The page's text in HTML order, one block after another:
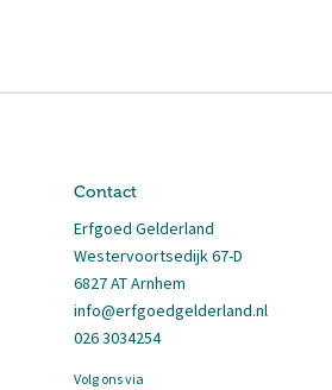
Contact
Erfgoed Gelderland
Westervoortsedijk 67-D
6827 AT Arnhem
info@erfgoedgelderland.nl
026 3034254
Volg ons via